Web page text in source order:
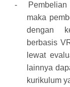
-
maka
dengan
berbasis
lewat
lainnya
kurikulum